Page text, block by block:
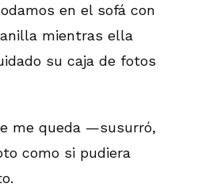
en el sofá con
mientras ella
su caja de fotos
me queda —susurró,
como si pudiera